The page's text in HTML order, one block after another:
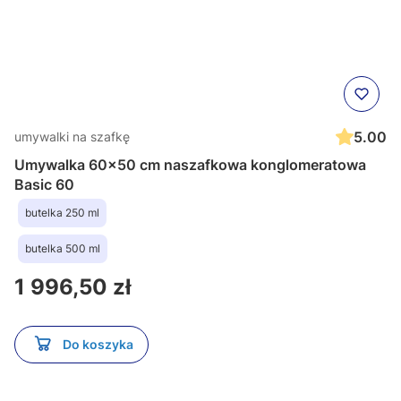
umywalki na szafkę
5.00
Umywalka 60x50 cm naszafkowa konglomeratowa
Basic 60
butelka 250 ml
butelka 500 ml
Cena
1 996,50 zł
Do koszyka